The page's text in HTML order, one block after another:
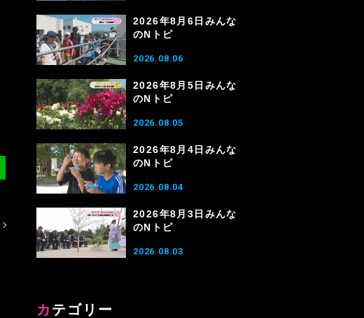
2026年8月6日みんな
のNトピ
2026.08.06
2026年8月5日みんな
のNトピ
2026.08.05
2026年8月4日みんな
のNトピ
2026.08.04
2026年8月3日みんな
のNトピ
2026.08.03
カテゴリー